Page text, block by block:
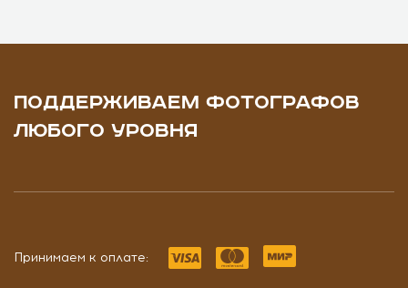
ПОДДЕРЖИВАЕМ ФОТОГРАФОВ
ЛЮБОГО УРОВНЯ
Принимаем к оплате: